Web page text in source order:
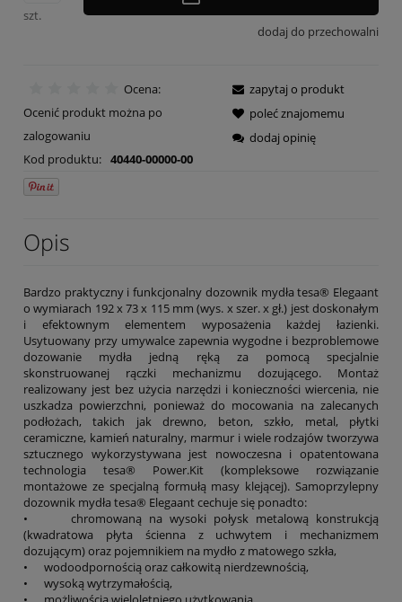
szt.
dodaj do przechowalni
Ocena:
Ocenić produkt można po
zalogowaniu
Kod produktu: 40440-00000-00
zapytaj o produkt
poleć znajomemu
dodaj opinię
Opis
Bardzo praktyczny i funkcjonalny dozownik mydła tesa® Elegaant
o wymiarach 192 x 73 x 115 mm (wys. x szer. x gł.) jest doskonałym
i efektownym elementem wyposażenia każdej łazienki.
Usytuowany przy umywalce zapewnia wygodne i bezproblemowe
dozowanie mydła jedną ręką za pomocą specjalnie
skonstruowanej rączki mechanizmu dozującego. Montaż
realizowany jest bez użycia narzędzi i konieczności wiercenia, nie
uszkadza powierzchni, ponieważ do mocowania na zalecanych
podłożach, takich jak drewno, beton, szkło, metal, płytki
ceramiczne, kamień naturalny, marmur i wiele rodzajów tworzywa
sztucznego wykorzystywana jest nowoczesna i opatentowana
technologia tesa® Power.Kit (kompleksowe rozwiązanie
montażowe ze specjalną formułą masy klejącej). Samoprzylepny
dozownik mydła tesa® Elegaant cechuje się ponadto:
• chromowaną na wysoki połysk metalową konstrukcją
(kwadratowa płyta ścienna z uchwytem i mechanizmem
dozującym) oraz pojemnikiem na mydło z matowego szkła,
• wodoodpornością oraz całkowitą nierdzewnością,
• wysoką wytrzymałością,